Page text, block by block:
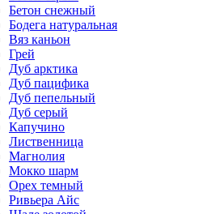
Бетон снежный
Бодега натуральная
Вяз каньон
Грей
Дуб арктика
Дуб пацифика
Дуб пепельный
Дуб серый
Капучино
Лиственница
Магнолия
Мокко шарм
Орех темный
Ривьера Айс